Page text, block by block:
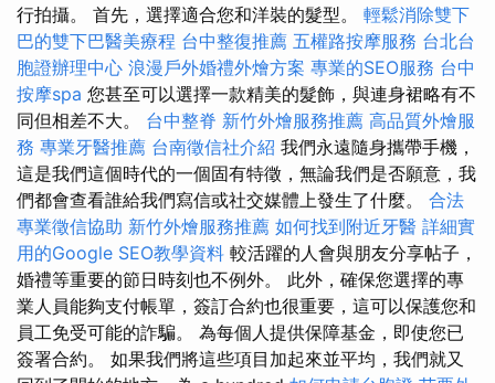
行拍攝。 首先，選擇適合您和洋裝的髮型。 輕鬆消除雙下
巴的雙下巴醫美療程 台中整復推薦 五權路按摩服務 台北台
胞證辦理中心 浪漫戶外婚禮外燴方案 專業的SEO服務 台中
按摩spa 您甚至可以選擇一款精美的髮飾，與連身裙略有不
同但相差不大。 台中整脊 新竹外燴服務推薦 高品質外燴服
務 專業牙醫推薦 台南徵信社介紹 我們永遠隨身攜帶手機，
這是我們這個時代的一個固有特徵，無論我們是否願意，我
們都會查看誰給我們寫信或社交媒體上發生了什麼。 合法
專業徵信協助 新竹外燴服務推薦 如何找到附近牙醫 詳細實
用的Google SEO教學資料 較活躍的人會與朋友分享帖子，
婚禮等重要的節日時刻也不例外。 此外，確保您選擇的專
業人員能夠支付帳單，簽訂合約也很重要，這可以保護您和
員工免受可能的詐騙。 為每個人提供保障基金，即使您已
簽署合約。 如果我們將這些項目加起來並平均，我們就又